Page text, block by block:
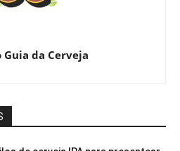
Guia da Cerveja